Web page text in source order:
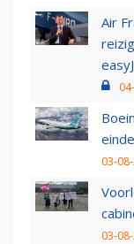
Air
03-
03-